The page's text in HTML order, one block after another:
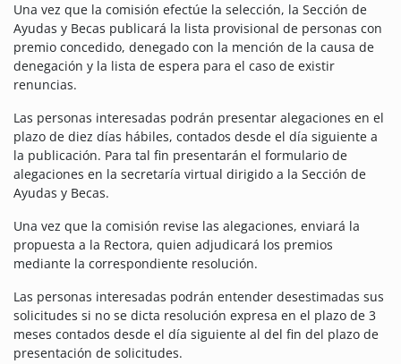
Una vez que la comisión efectúe la selección, la Sección de
Ayudas y Becas publicará la lista provisional de personas con
premio concedido, denegado con la mención de la causa de
denegación y la lista de espera para el caso de existir
renuncias.
Las personas interesadas podrán presentar alegaciones en el
plazo de diez días hábiles, contados desde el día siguiente a
la publicación. Para tal fin presentarán el formulario de
alegaciones en la secretaría virtual dirigido a la Sección de
Ayudas y Becas.
Una vez que la comisión revise las alegaciones, enviará la
propuesta a la Rectora, quien adjudicará los premios
mediante la correspondiente resolución.
Las personas interesadas podrán entender desestimadas sus
solicitudes si no se dicta resolución expresa en el plazo de 3
meses contados desde el día siguiente al del fin del plazo de
presentación de solicitudes.